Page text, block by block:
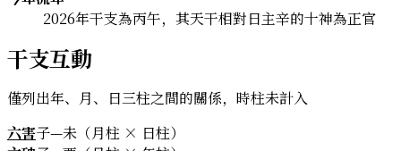
2026年干支為丙午，其天干相對日主辛的十神為正官
干支互動
僅列出年、月、日三柱之間的關係，時柱未計入
六害子—未（月柱 × 日柱）